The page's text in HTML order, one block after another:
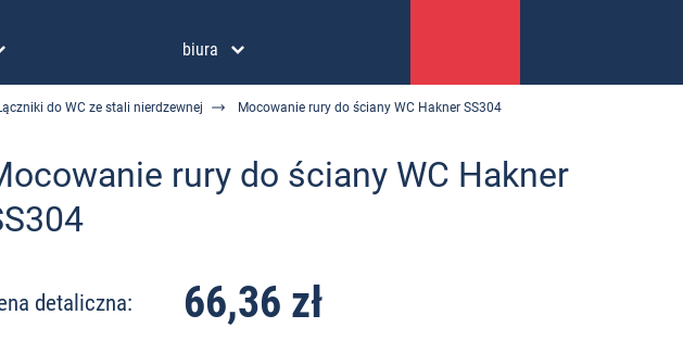
biura
do WC ze stali nierdzewnej Mocowanie rury do ściany WC Hakner SS304
rury do ściany WC Hakner
detaliczna: 66,36 zł